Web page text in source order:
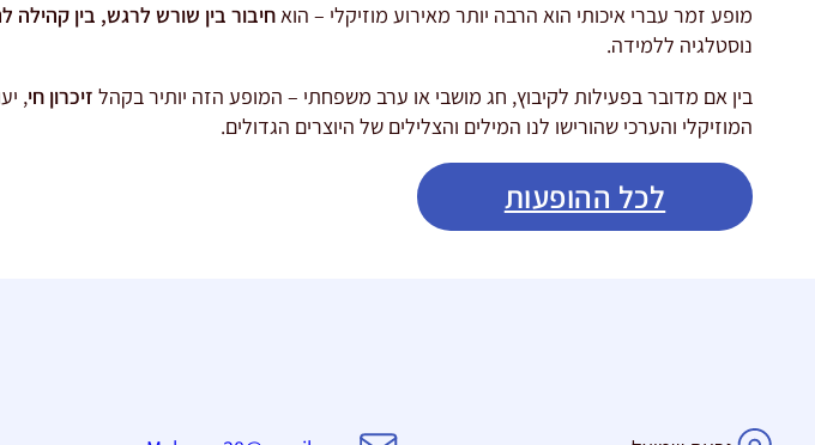
מופע זמר עברי איכותי הוא הרבה יותר מאירוע מוזיקלי – הואחיבור בין שורש לרגש, בין קהילה
נוסטלגיה ללמידה.
בין אם מדובר בפעילות לקיבוץ, חג מושבי או ערב משפחתי – המופע הזה יותיר בקהל זיכרון חי,
המוזיקלי והערכי שהורישו לנו המילים והצלילים של היוצרים הגדולים.
לכל ההופעות